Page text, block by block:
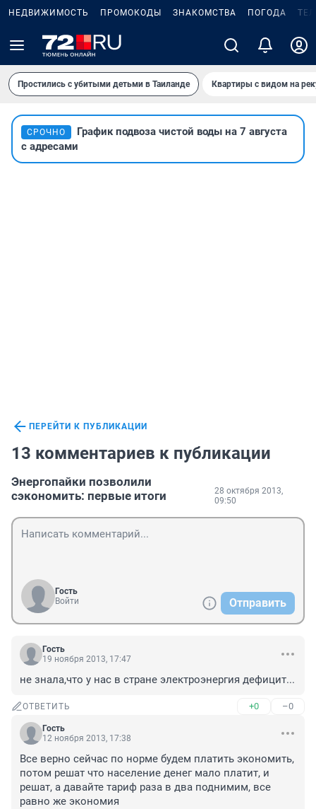
НЕДВИЖИМОСТЬ ПРОМОКОДЫ ЗНАКОМСТВА ПОГОДА
Простились с убитыми детьми в Таиланде Квартиры с видом на
СРОЧНО
График подвоза чистой воды на 7 августа
с адресами
ПЕРЕЙТИ К ПУБЛИКАЦИИ
13 комментариев к публикации
Энергопайки позволили
сэкономить: первые итоги
28 октября 2013,
09:50
Гость
Войти
Отправить
Гость
19 ноября 2013, 17:47
не знала,что у нас в стране электроэнергия дефицит...
ОТВЕТИТЬ +0 –0
Гость
12 ноября 2013, 17:38
Все верно сейчас по норме будем платить экономить,
потом решат что население денег мало платит, и
решат, а давайте тариф раза в два поднимим, все
равно же экономия